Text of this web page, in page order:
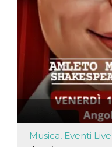
Musica, Eventi